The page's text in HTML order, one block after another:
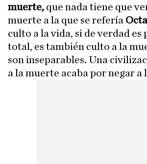
muerte, que nada tiene que
muerte a la que se refería
culto a la vida, si de verdad es
total, es también culto a la
son inseparables. Una
a la muerte acaba por negar a